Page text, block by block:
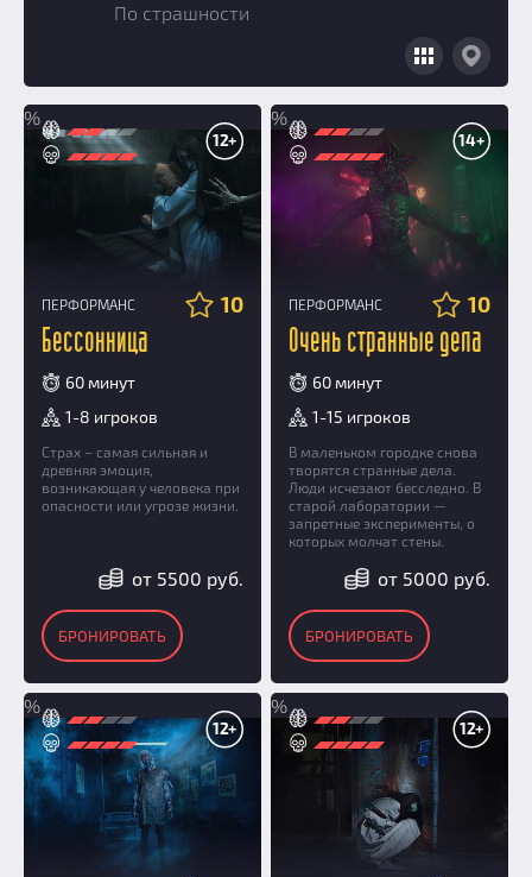
Партнерам
По страшности
%
12+
ПЕРФОРМАНС 10
Бессонница
60 минут
1-8 игроков
Страх – самая сильная и
древняя эмоция,
возникающая у человека при
опасности или угрозе жизни.
от 5500 руб.
БРОНИРОВАТЬ
%
14+
ПЕРФОРМАНС 10
Очень странные дела
60 минут
1-15 игроков
В маленьком городке снова
творятся странные дела.
Люди исчезают бесследно. В
старой лаборатории —
запретные эксперименты, о
которых молчат стены.
от 5000 руб.
БРОНИРОВАТЬ
%
12+
%
12+